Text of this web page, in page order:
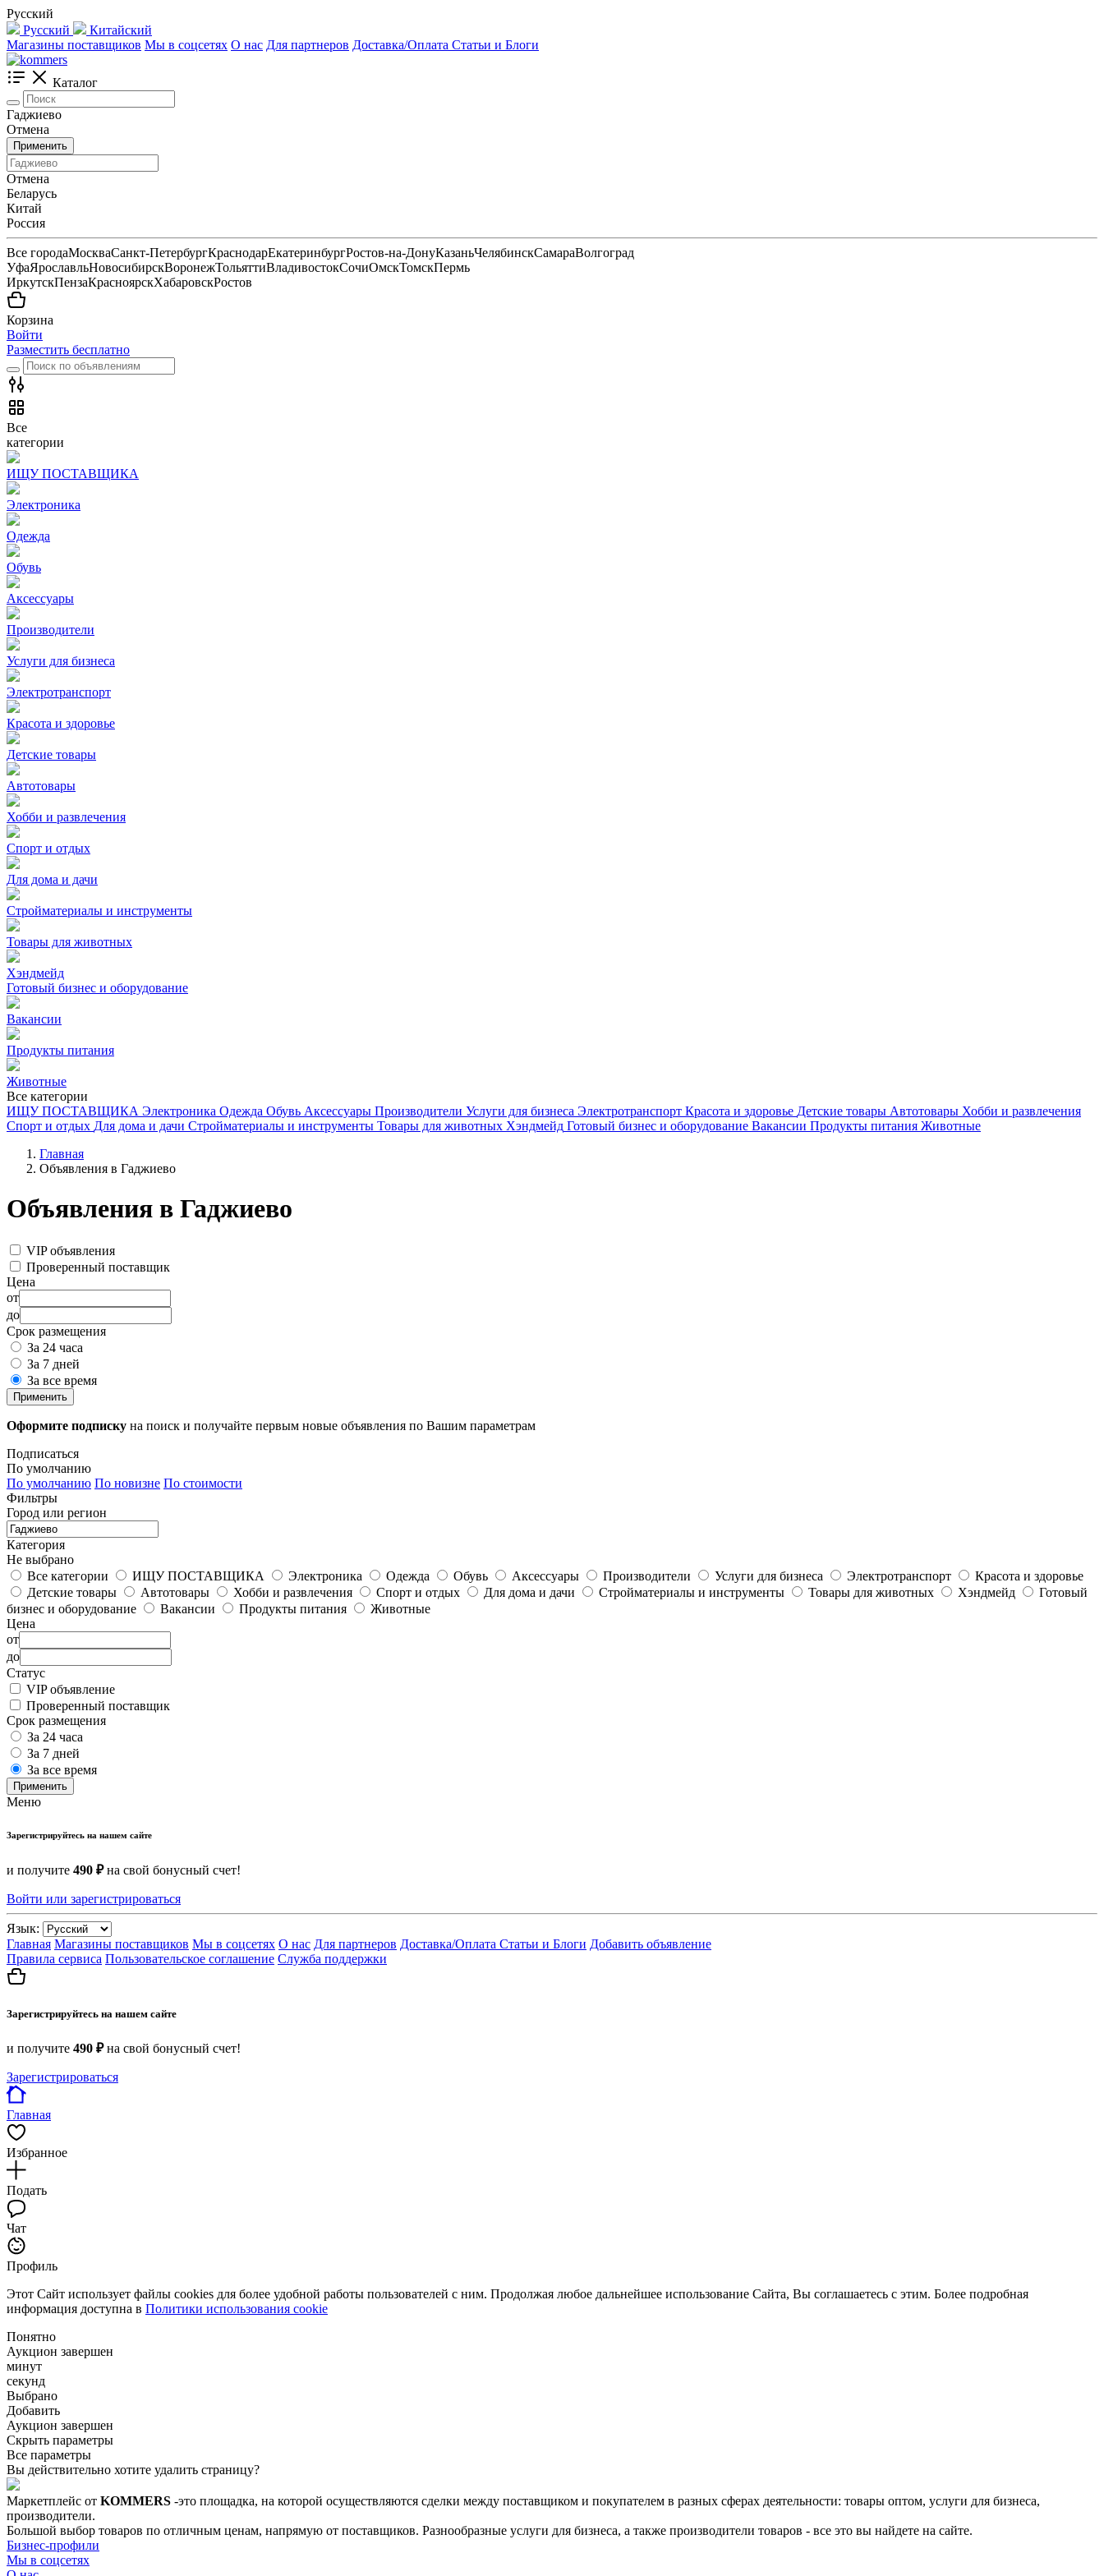
Русский
Русский
Китайский
Магазины поставщиков Мы в соцсетях О нас Для партнеров Доставка/Оплата Статьи и Блоги
Каталог
Гаджиево
Отмена
Применить
Отмена
Беларусь
Китай
Россия
Все городаМоскваСанкт-ПетербургКраснодарЕкатеринбургРостов-на-ДонуКазаньЧелябинскСамараВолгоград
УфаЯрославльНовосибирскВоронежТольяттиВладивостокСочиОмскТомскПермь
ИркутскПензаКрасноярскХабаровскРостов
Корзина
Войти
Разместить бесплатно
Все
категории
ИЩУ ПОСТАВЩИКА
Электроника
Одежда
Обувь
Аксессуары
Производители
Услуги для бизнеса
Электротранспорт
Красота и здоровье
Детские товары
Автотовары
Хобби и развлечения
Спорт и отдых
Для дома и дачи
Стройматериалы и инструменты
Товары для животных
Хэндмейд
Готовый бизнес и оборудование
Вакансии
Продукты питания
Животные
Все категории
ИЩУ ПОСТАВЩИКА Электроника Одежда Обувь Аксессуары Производители Услуги для бизнеса Электротранспорт Красота и здоровье Детские товары Автотовары Хобби и развлечения
Спорт и отдых Для дома и дачи Стройматериалы и инструменты Товары для животных Хэндмейд Готовый бизнес и оборудование Вакансии Продукты питания Животные
Главная
Объявления в Гаджиево
Объявления в Гаджиево
VIP объявления
Проверенный поставщик
Цена
от
до
Срок размещения
За 24 часа
За 7 дней
За все время
Применить
Оформите подписку на поиск и получайте первым новые объявления по Вашим параметрам
Подписаться
По умолчанию
По умолчанию По новизне По стоимости
Фильтры
Город или регион
Категория
Не выбрано
Все категории
ИЩУ ПОСТАВЩИКА Электроника Одежда Обувь Аксессуары Производители Услуги для бизнеса Электротранспорт
Красота и здоровье
Детские товары
Автотовары Хобби и развлечения Спорт и отдых Для дома и дачи Стройматериалы и инструменты Товары для животных Хэндмейд
Готовый
бизнес и оборудование
Вакансии Продукты питания
Животные
Цена
от
до
Статус
VIP объявление
Проверенный поставщик
Срок размещения
За 24 часа
За 7 дней
За все время
Применить
Меню
Зарегистрируйтесь на нашем сайте
и получите 490 ₽на свой бонусный счет!
Войти или зарегистрироваться
Язык:
Главная Магазины поставщиков Мы в соцсетях О нас Для партнеров Доставка/Оплата Статьи и Блоги Добавить объявление
Правила сервиса Пользовательское соглашение Служба поддержки
Зарегистрируйтесь на нашем сайте
и получите 490 ₽на свой бонусный счет!
Зарегистрироваться
Главная
Избранное
Подать
Чат
Профиль
Этот Сайт использует файлы cookies для более удобной работы пользователей с ним. Продолжая любое дальнейшее использование Сайта, Вы соглашаетесь с этим. Более подробная
информация доступна в Политики использования cookie
Понятно
Аукцион завершен
минут
секунд
Выбрано
Добавить
Аукцион завершен
Скрыть параметры
Все параметры
Вы действительно хотите удалить страницу?
Маркетплейс от KOMMERS -это площадка, на которой осуществляются сделки между поставщиком и покупателем в разных сферах деятельности: товары оптом, услуги для бизнеса,
производители.
Большой выбор товаров по отличным ценам, напрямую от поставщиков. Разнообразные услуги для бизнеса, а также производители товаров - все это вы найдете на сайте.
Бизнес-профили
Мы в соцсетях